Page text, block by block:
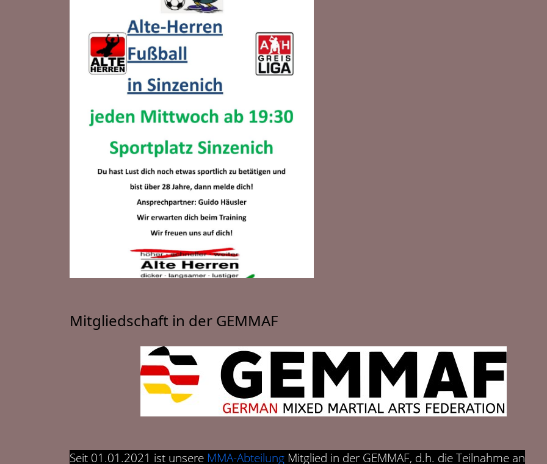
Mitgliedschaft in der GEMMAF
Seit 01.01.2021 ist unsere MMA-Abteilung Mitglied in der GEMMAF, d.h. die Teilnahme an